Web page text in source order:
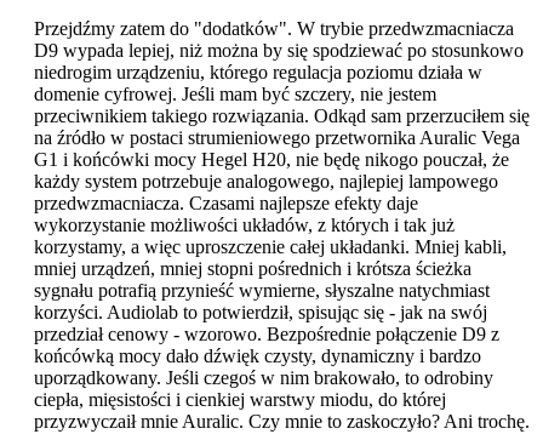
Przejdźmy zatem do "dodatków". W trybie przedwzmacniacza
D9 wypada lepiej, niż można by się spodziewać po stosunkowo
niedrogim urządzeniu, którego regulacja poziomu działa w
domenie cyfrowej. Jeśli mam być szczery, nie jestem
przeciwnikiem takiego rozwiązania. Odkąd sam przerzuciłem się
na źródło w postaci strumieniowego przetwornika Auralic Vega
G1 i końcówki mocy Hegel H20, nie będę nikogo pouczał, że
każdy system potrzebuje analogowego, najlepiej lampowego
przedwzmacniacza. Czasami najlepsze efekty daje
wykorzystanie możliwości układów, z których i tak już
korzystamy, a więc uproszczenie całej układanki. Mniej kabli,
mniej urządzeń, mniej stopni pośrednich i krótsza ścieżka
sygnału potrafią przynieść wymierne, słyszalne natychmiast
korzyści. Audiolab to potwierdził, spisując się - jak na swój
przedział cenowy - wzorowo. Bezpośrednie połączenie D9 z
końcówką mocy dało dźwięk czysty, dynamiczny i bardzo
uporządkowany. Jeśli czegoś w nim brakowało, to odrobiny
ciepła, mięsistości i cienkiej warstwy miodu, do której
przyzwyczaił mnie Auralic. Czy mnie to zaskoczyło? Ani trochę.